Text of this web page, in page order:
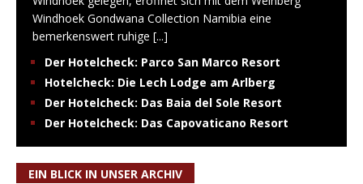
Windhoek Gondwana Collection Namibia eine
bemerkenswert ruhige [...]
Der Hotelcheck: Parco San Marco Resort
Hotelcheck: Die Lech Lodge am Arlberg
Der Hotelcheck: Das Baia del Sole Resort
Der Hotelcheck: Das Capovaticano Resort
EIN BLICK IN UNSER ARCHIV